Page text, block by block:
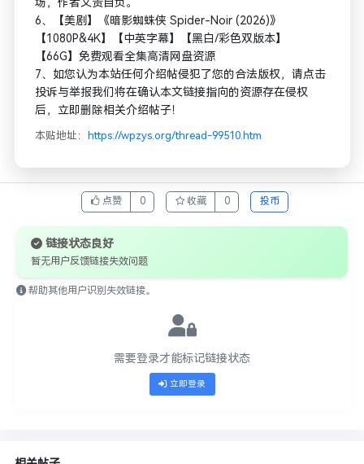
场，作者文责自负。
6、【美剧】《暗影蜘蛛侠 Spider-Noir (2026)》
【1080P&4K】【中英字幕】【黑白/彩色双版本】
【66G】免费观看全集高清网盘资源
7、如您认为本站任何介绍帖侵犯了您的合法版权，请点击
投诉与举报我们将在确认本文链接指向的资源存在侵权
后，立即删除相关介绍帖子！
本贴地址： https://wpzys.org/thread-99510.htm
点赞 0 收藏 0 投币
链接状态良好
暂无用户反馈链接失效问题
帮助其他用户识别失效链接。
需要登录才能标记链接状态
立即登录